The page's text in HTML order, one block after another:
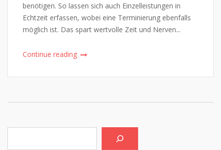
benötigen. So lassen sich auch Einzelleistungen in
Echtzeit erfassen, wobei eine Terminierung ebenfalls
möglich ist. Das spart wertvolle Zeit und Nerven...
Continue reading